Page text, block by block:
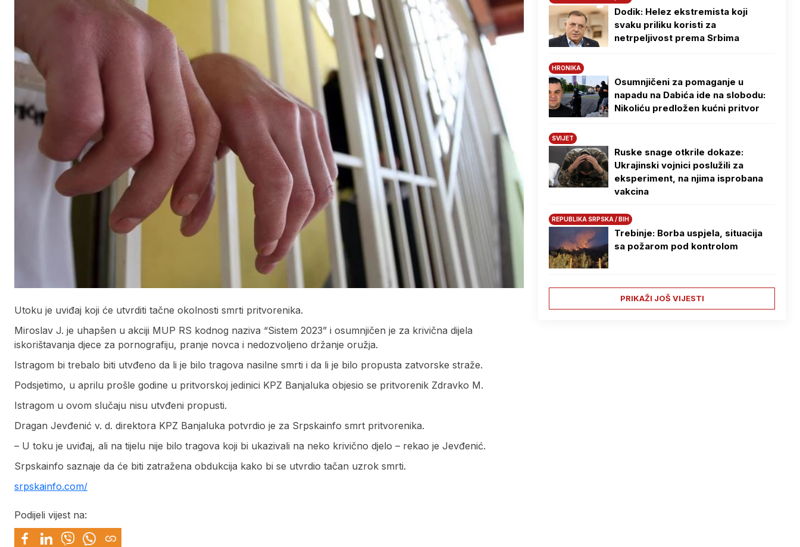
Utoku je uviđaj koji će utvrditi tačne okolnosti smrti pritvorenika.
Miroslav J. je uhapšen u akciji MUP RS kodnog naziva “Sistem 2023” i osumnjičen je za krivična dijela
iskorištavanja djece za pornografiju, pranje novca i nedozvoljeno držanje oružja.
Istragom bi trebalo biti utvđeno da li je bilo tragova nasilne smrti i da li je bilo propusta zatvorske straže.
Podsjetimo, u aprilu prošle godine u pritvorskoj jedinici KPZ Banjaluka objesio se pritvorenik Zdravko M.
Istragom u ovom slučaju nisu utvđeni propusti.
Dragan Jevđenić v. d. direktora KPZ Banjaluka potvrdio je za Srpskainfo smrt pritvorenika.
– U toku je uviđaj, ali na tijelu nije bilo tragova koji bi ukazivali na neko krivično djelo – rekao je Jevđenić.
Srpskainfo saznaje da će biti zatražena obdukcija kako bi se utvrdio tačan uzrok smrti.
srpskainfo.com/
Podijeli vijest na:
Dodik: Helez ekstremista koji
svaku priliku koristi za
netrpeljivost prema Srbima
HRONIKA
Osumnjičeni za pomaganje u
napadu na Dabića ide na slobodu:
Nikoliću predložen kućni pritvor
SVIJET
Ruske snage otkrile dokaze:
Ukrajinski vojnici poslužili za
eksperiment, na njima isprobana
vakcina
REPUBLIKA SRPSKA / BIH
Trebinje: Borba uspjela, situacija
sa požarom pod kontrolom
PRIKAŽI JOŠ VIJESTI